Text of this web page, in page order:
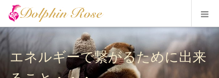
エネルギーで繋がるために出来